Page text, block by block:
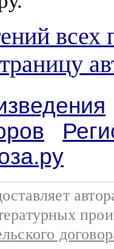
всех